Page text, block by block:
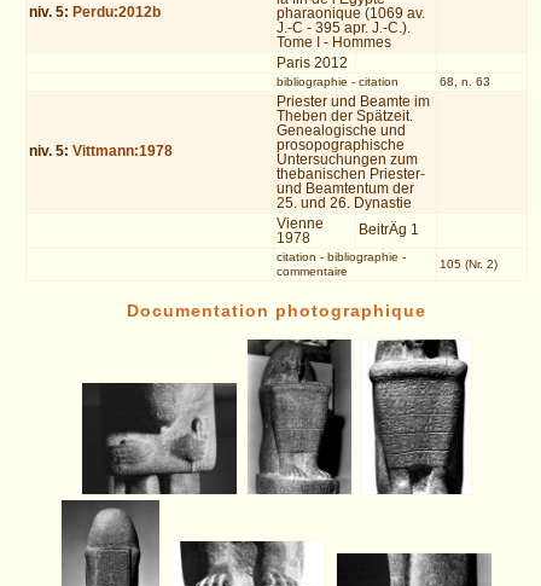
niv. 5: Perdu:2012b
pharaonique (1069 av.
J.-C - 395 apr. J.-C.).
Tome I - Hommes
Paris 2012
bibliographie - citation 68, n. 63
niv. 5:Vittmann:1978
Priester und Beamte im
Theben der Spätzeit.
Genealogische und
prosopographische
Untersuchungen zum
thebanischen Priester-
und Beamtentum der
25. und 26. Dynastie
Vienne
1978
BeitrÄg 1
citation - bibliographie -
commentaire
105 (Nr. 2)
Documentation photographique